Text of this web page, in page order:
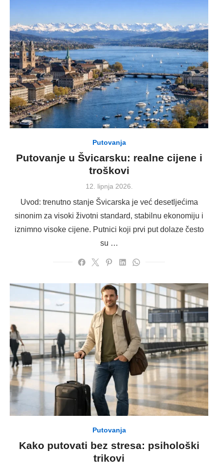
Putovanja
Putovanje u Švicarsku: realne cijene i
troškovi
Posted
12. lipnja 2026.
Uvod: trenutno stanje Švicarska je već desetljećima
sinonim za visoki životni standard, stabilnu ekonomiju i
iznimno visoke cijene. Putnici koji prvi put dolaze često
su …
Putovanja
Kako putovati bez stresa: psihološki
trikovi